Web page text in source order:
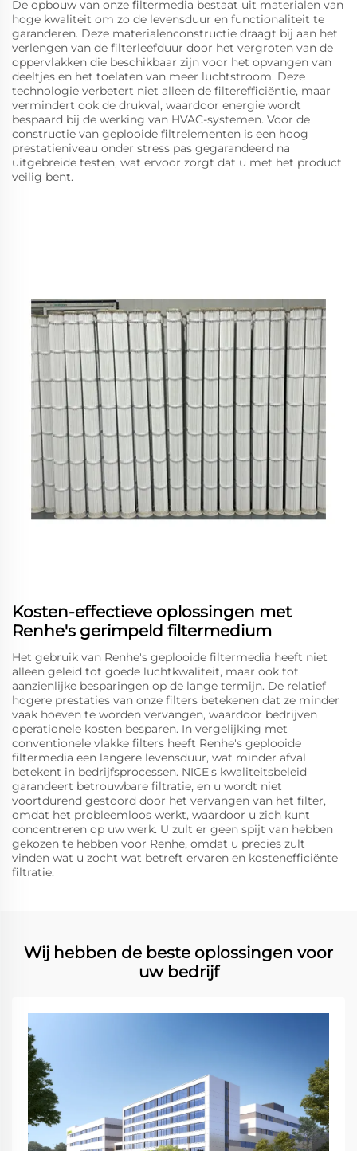
De opbouw van onze filtermedia bestaat uit materialen van
hoge kwaliteit om zo de levensduur en functionaliteit te
garanderen. Deze materialenconstructie draagt bij aan het
verlengen van de filterleefduur door het vergroten van de
oppervlakken die beschikbaar zijn voor het opvangen van
deeltjes en het toelaten van meer luchtstroom. Deze
technologie verbetert niet alleen de filterefficiëntie, maar
vermindert ook de drukval, waardoor energie wordt
bespaard bij de werking van HVAC-systemen. Voor de
constructie van geplooide filtrelementen is een hoog
prestatieniveau onder stress pas gegarandeerd na
uitgebreide testen, wat ervoor zorgt dat u met het product
veilig bent.
Kosten-effectieve oplossingen met
Renhe's gerimpeld filtermedium
Het gebruik van Renhe's geplooide filtermedia heeft niet
alleen geleid tot goede luchtkwaliteit, maar ook tot
aanzienlijke besparingen op de lange termijn. De relatief
hogere prestaties van onze filters betekenen dat ze minder
vaak hoeven te worden vervangen, waardoor bedrijven
operationele kosten besparen. In vergelijking met
conventionele vlakke filters heeft Renhe's geplooide
filtermedia een langere levensduur, wat minder afval
betekent in bedrijfsprocessen. NICE's kwaliteitsbeleid
garandeert betrouwbare filtratie, en u wordt niet
voortdurend gestoord door het vervangen van het filter,
omdat het probleemloos werkt, waardoor u zich kunt
concentreren op uw werk. U zult er geen spijt van hebben
gekozen te hebben voor Renhe, omdat u precies zult
vinden wat u zocht wat betreft ervaren en kostenefficiënte
filtratie.
Wij hebben de beste oplossingen voor
uw bedrijf